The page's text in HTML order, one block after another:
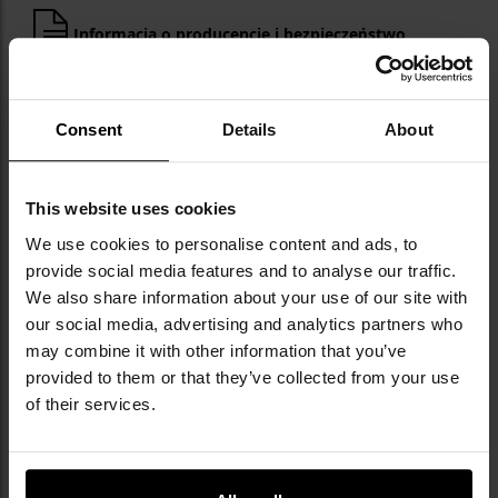
Consent Details About
This website uses cookies
We use cookies to personalise content and ads, to
provide social media features and to analyse our traffic.
We also share information about your use of our site with
our social media, advertising and analytics partners who
may combine it with other information that you’ve
provided to them or that they’ve collected from your use
of their services.
Informacja o producencie i bezpieczeństwo
Militaria.pl jest oficjalnym dystrybutorem
marki Helikon-Tex.
Helikon-Tex to polska firma założona w 1983
roku, specjalizująca się w produkcji odzieży
taktycznej, militarnej i outdoorowej. Oferuje
szeroką gamę produktów, takich jak odzież,
plecaki, torby i akcesoria taktyczne, które
mundurowych, jak i pasjonatów outdooru. W jej